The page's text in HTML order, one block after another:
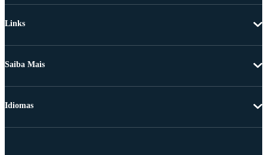
Links
Saiba Mais
Idiomas